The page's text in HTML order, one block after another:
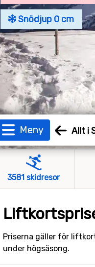
Snödjup 0 cm
Meny Allt i
3581 skidresor
Priserna gäller för
under högsäsong.